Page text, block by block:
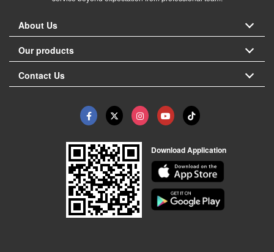
About Us
Our products
Contact Us
Download Application